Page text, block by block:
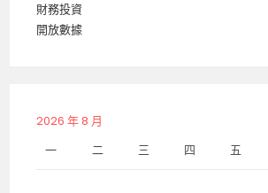
財務投資
開放數據
2026 年 8 月
一
二 三 四 五